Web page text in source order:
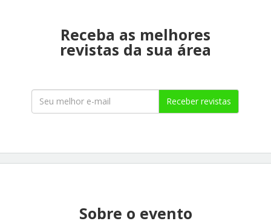
Receba as melhores
revistas da sua área
Receber revistas
Sobre o evento